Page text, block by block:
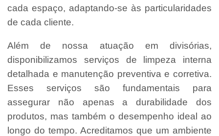
cada espaço, adaptando-se às particularidades
de cada cliente.
Além de nossa atuação em divisórias,
disponibilizamos serviços de limpeza interna
detalhada e manutenção preventiva e corretiva.
Esses serviços são fundamentais para
assegurar não apenas a durabilidade dos
produtos, mas também o desempenho ideal ao
longo do tempo. Acreditamos que um ambiente